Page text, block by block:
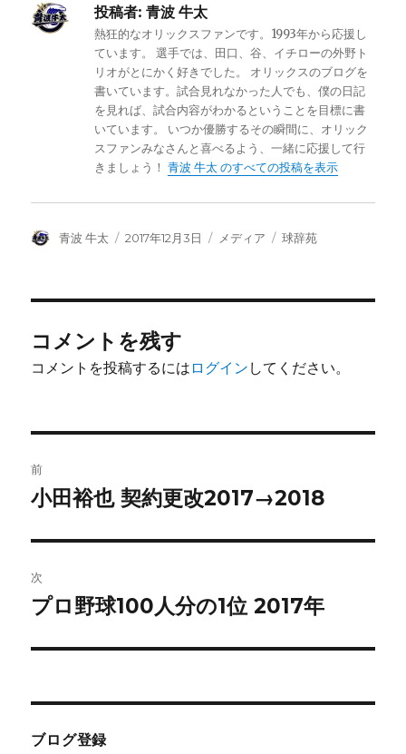
投稿者: 青波 牛太
熱狂的なオリックスファンです。1993年から応援し
ています。 選手では、田口、谷、イチローの外野ト
リオがとにかく好きでした。 オリックスのブログを
書いています。試合見れなかった人でも、僕の日記
を見れば、試合内容がわかるということを目標に書
いています。 いつか優勝するその瞬間に、オリック
スファンみなさんと喜べるよう、一緒に応援して行
きましょう！青波 牛太 のすべての投稿を表示
投
青波 牛太
投
2017年12月3日
カ
メディア
タ
球辞苑
コメントを残す
コメントを投稿するには ログイン してください。
稿
ビ
ゲ
ー
前
前
投
稿:
小田裕也 契約更改2017→2018
次
次
投
プロ野球100人分の1位 2017年
ブログ登録